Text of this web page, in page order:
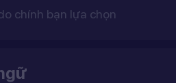
chính bạn lựa chọn